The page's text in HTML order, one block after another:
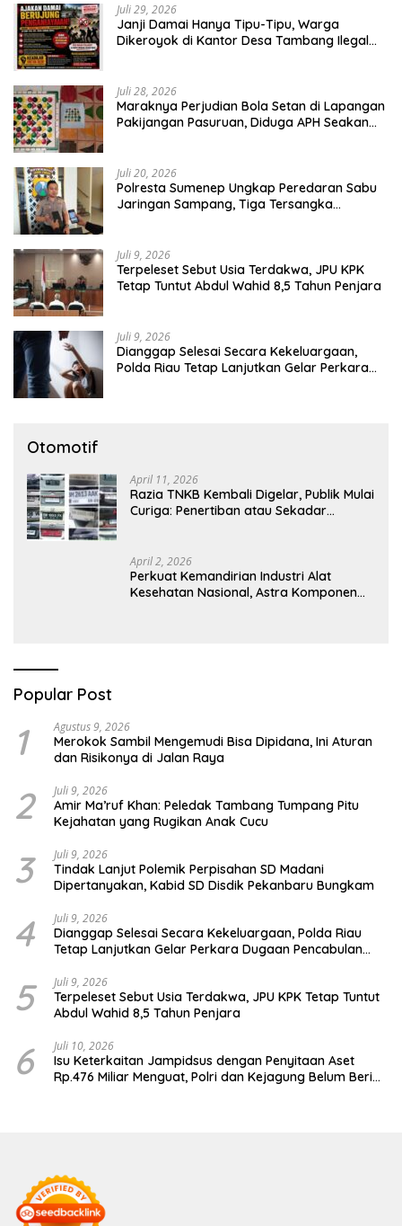
Juli 29, 2026
Janji Damai Hanya Tipu-Tipu, Warga
Dikeroyok di Kantor Desa Tambang Ilegal
Juli 28, 2026
Maraknya Perjudian Bola Setan di Lapangan
Pakijangan Pasuruan, Diduga APH Seakan
Juli 20, 2026
Polresta Sumenep Ungkap Peredaran Sabu
Jaringan Sampang, Tiga Tersangka
Juli 9, 2026
Terpeleset Sebut Usia Terdakwa, JPU KPK
Tetap Tuntut Abdul Wahid 8,5 Tahun Penjara
Juli 9, 2026
Dianggap Selesai Secara Kekeluargaan,
Polda Riau Tetap Lanjutkan Gelar Perkara
Otomotif
April 11, 2026
Razia TNKB Kembali Digelar, Publik Mulai
Curiga: Penertiban atau Sekadar
April 2, 2026
Perkuat Kemandirian Industri Alat
Kesehatan Nasional, Astra Komponen
Popular Post
1 Agustus 9, 2026
Merokok Sambil Mengemudi Bisa Dipidana, Ini Aturan
dan Risikonya di Jalan Raya
2 Juli 9, 2026
Amir Ma’ruf Khan: Peledak Tambang Tumpang Pitu
Kejahatan yang Rugikan Anak Cucu
3 Juli 9, 2026
Tindak Lanjut Polemik Perpisahan SD Madani
Dipertanyakan, Kabid SD Disdik Pekanbaru Bungkam
4 Juli 9, 2026
Dianggap Selesai Secara Kekeluargaan, Polda Riau
Tetap Lanjutkan Gelar Perkara Dugaan Pencabulan
5 Juli 9, 2026
Terpeleset Sebut Usia Terdakwa, JPU KPK Tetap Tuntut
Abdul Wahid 8,5 Tahun Penjara
6 Juli 10, 2026
Isu Keterkaitan Jampidsus dengan Penyitaan Aset
Rp.476 Miliar Menguat, Polri dan Kejagung Belum Beri